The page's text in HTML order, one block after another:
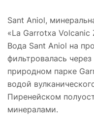
Sant Aniol,
«La Garrotxa Volcanic
Вода Sant Aniol на
фильтровалась
природном парке
водой
Пиренейском
минералами.